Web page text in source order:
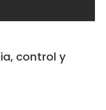
control y